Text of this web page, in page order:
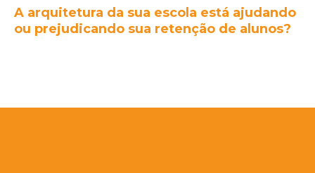
A arquitetura da sua escola está ajudando
ou prejudicando sua retenção de alunos?